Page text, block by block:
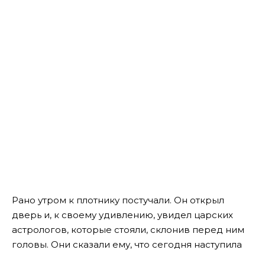
Рано утром к плотнику постучали. Он открыл
дверь и, к своему удивлению, увидел царских
астрологов, которые стояли, склонив перед ним
головы. Они сказали ему, что сегодня наступила